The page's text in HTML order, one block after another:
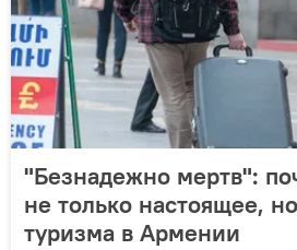
"Безнадежно мертв":
не только настоящее,
туризма в Армении